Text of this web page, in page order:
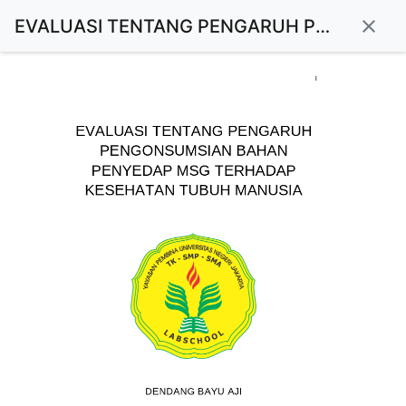
EVALUASI TENTANG PENGARUH PENGONSUMSIAN BAHAN PENYEDAP MSG TERHADAP KESEHATAN TUBUH MANUSIA close